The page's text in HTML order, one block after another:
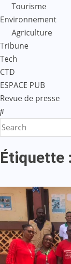
Tourisme
Environnement
Agriculture
Tribune
Tech
CTD
ESPACE PUB
Revue de presse
Étiquette :